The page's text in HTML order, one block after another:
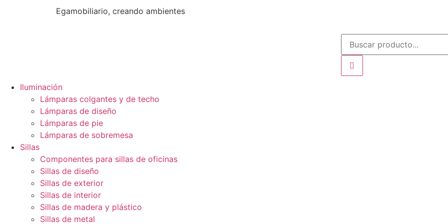
Egamobiliario, creando ambientes
Iluminación
Lámparas colgantes y de techo
Lámparas de diseño
Lámparas de pie
Lámparas de sobremesa
Sillas
Componentes para sillas de oficinas
Sillas de diseño
Sillas de exterior
Sillas de interior
Sillas de madera y plástico
Sillas de metal